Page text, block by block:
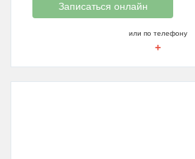
Записаться онлайн
или по телефону
+